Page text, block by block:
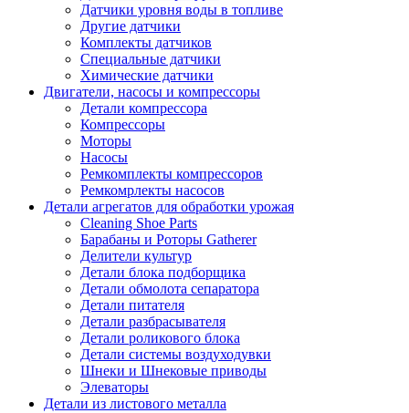
Датчики уровня воды в топливе
Другие датчики
Комплекты датчиков
Специальные датчики
Химические датчики
Двигатели, насосы и компрессоры
Детали компрессора
Компрессоры
Моторы
Насосы
Ремкомплекты компрессоров
Ремкомрлекты насосов
Детали агрегатов для обработки урожая
Cleaning Shoe Parts
Барабаны и Роторы Gatherer
Делители культур
Детали блока подборщика
Детали обмолота сепаратора
Детали питателя
Детали разбрасывателя
Детали роликового блока
Детали системы воздуходувки
Шнеки и Шнековые приводы
Элеваторы
Детали из листового металла